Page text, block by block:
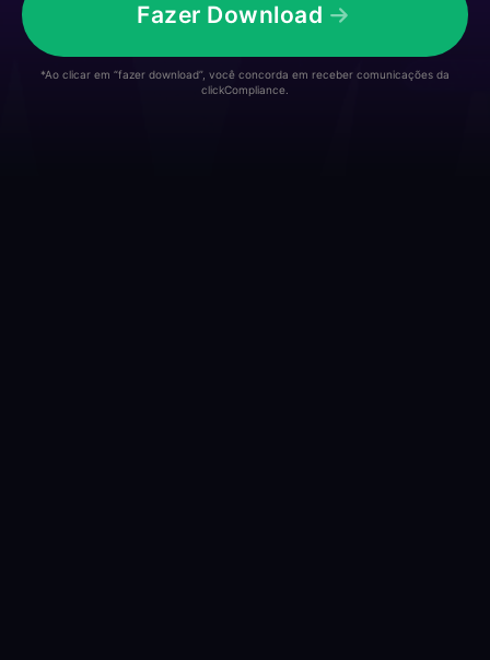
Fazer Download
*Ao clicar em “fazer download”, você concorda em receber comunicações da
clickCompliance.